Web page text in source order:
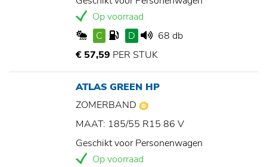
Op voorraad
C
D
68 db
€ 57,59 PER STUK
ATLAS GREEN HP
ZOMERBAND
MAAT: 185/55 R15 86 V
Geschikt voor Personenwagen
Op voorraad